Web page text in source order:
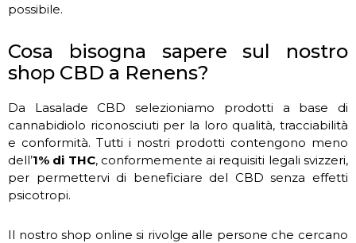
possibile.
Cosa bisogna sapere sul nostro
shop CBD a Renens?
Da Lasalade CBD selezioniamo prodotti a base di
cannabidiolo riconosciuti per la loro qualità, tracciabilità
e conformità. Tutti i nostri prodotti contengono meno
dell’1% di THC, conformemente ai requisiti legali svizzeri,
per permettervi di beneficiare del CBD senza effetti
psicotropi.
Il nostro shop online si rivolge alle persone che cercano